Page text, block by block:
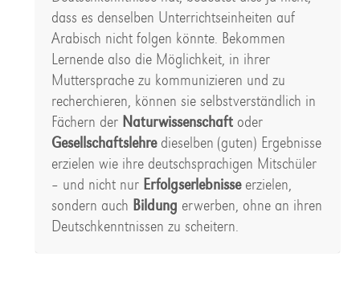
dass es denselben Unterrichtseinheiten auf
Arabisch nicht folgen könnte. Bekommen
Lernende also die Möglichkeit, in ihrer
Muttersprache zu kommunizieren und zu
recherchieren, können sie selbstverständlich in
Fächern der Naturwissenschaftoder
Gesellschaftslehredieselben (guten) Ergebnisse
erzielen wie ihre deutschsprachigen Mitschüler
– und nicht nur Erfolgserlebnisseerzielen,
sondern auch Bildung erwerben, ohne an ihren
Deutschkenntnissen zu scheitern.